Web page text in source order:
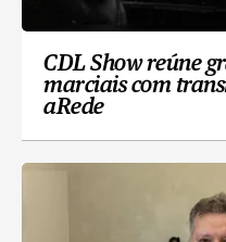
CDL Show reúne
marciais com
aRede